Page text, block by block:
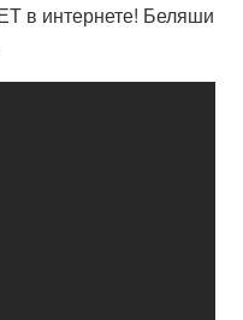
в интернете! Беляши